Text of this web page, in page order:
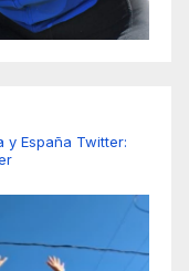
y España Twitter: